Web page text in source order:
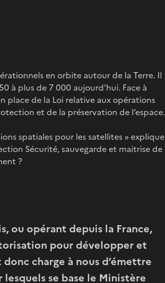
en orbite autour de la Terre. Il
à plus de 7 000 aujourd’hui. Face à
place de la Loi relative aux opérations
et de la préservation de l’espace.
spatiales pour les satellites » explique
Sécurité, sauvegarde et maitrise de
?
ou opérant depuis la France,
pour développer et
charge à nous d’émettre
lesquels se base le Ministère